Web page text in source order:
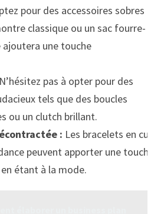
pour des accessoires sobres
classique ou un sac fourre-
une touche
N’hésitez pas à opter pour des
tels que des boucles
ou un clutch brillant.
: Les bracelets en cuir
peuvent apporter une touche
étant à la mode.